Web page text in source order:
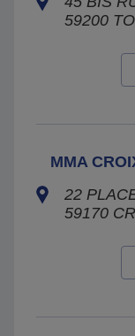
59200
MMA
22
59170